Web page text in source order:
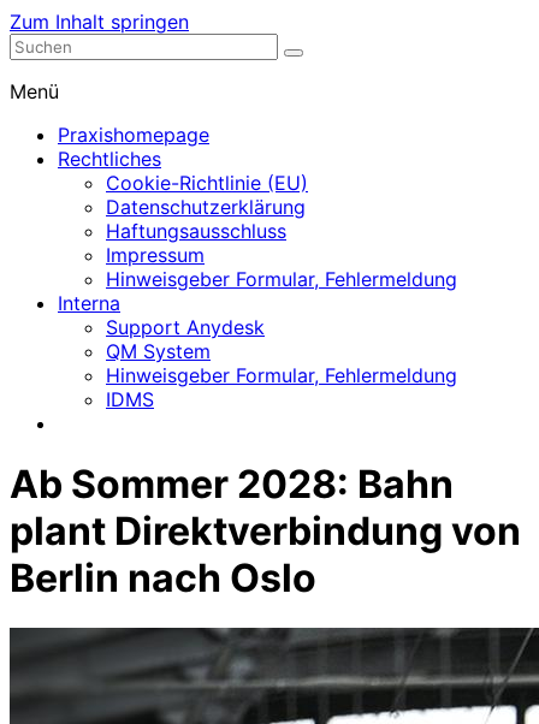
Zum Inhalt springen
Nephrologische Praxis mit Dialyse
Menü
Praxishomepage
Rechtliches
Cookie-Richtlinie (EU)
Datenschutzerklärung
Haftungsausschluss
Impressum
Hinweisgeber Formular, Fehlermeldung
Interna
Support Anydesk
QM System
Hinweisgeber Formular, Fehlermeldung
IDMS
Ab Sommer 2028: Bahn
plant Direktverbindung von
Berlin nach Oslo